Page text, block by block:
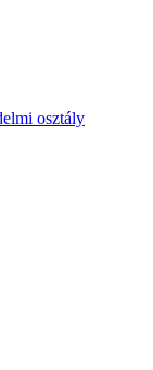
osztály